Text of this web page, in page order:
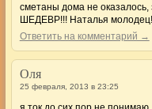
сметаны дома не оказалось,
ШЕДЕВР!!! Наталья
Ответить на комментарий →
Оля
25 февраля, 2013 в 23:25